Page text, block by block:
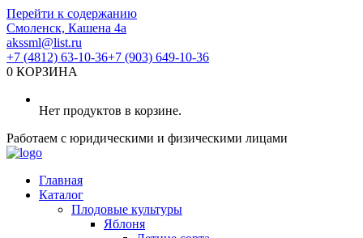
Перейти к содержанию
Смоленск, Кашена 4а
akssml@list.ru
+7 (4812) 63-10-36+7 (903) 649-10-36
0 КОРЗИНА
Нет продуктов в корзине.
Работаем с юридическими и физическими лицами
Главная
Каталог
Плодовые культуры
Яблоня